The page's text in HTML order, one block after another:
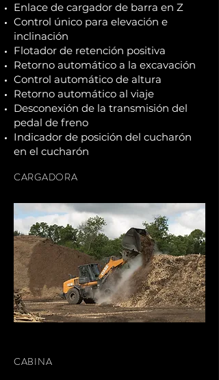
Enlace de cargador de barra en Z
Control único para elevación e
inclinación
Flotador de retención positiva
Retorno automático a la excavación
Control automático de altura
Retorno automático al viaje
Desconexión de la transmisión del
pedal de freno
Indicador de posición del cucharón
en el cucharón
CARGADORA
CABINA